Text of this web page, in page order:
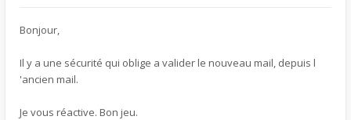
Bonjour,
Il y a une sécurité qui oblige a valider le nouveau mail, depuis l
'ancien mail.
Je vous réactive. Bon jeu.